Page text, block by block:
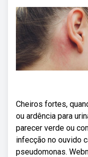
Cheiros fortes,
ou ardência para
parecer verde ou
infecção no ouvido
pseudomonas.